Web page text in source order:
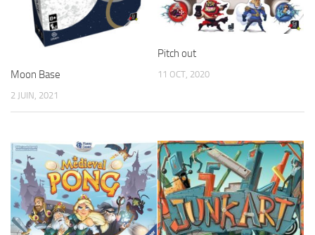
Moon Base
2 JUIN, 2021
Pitch out
11 OCT, 2020